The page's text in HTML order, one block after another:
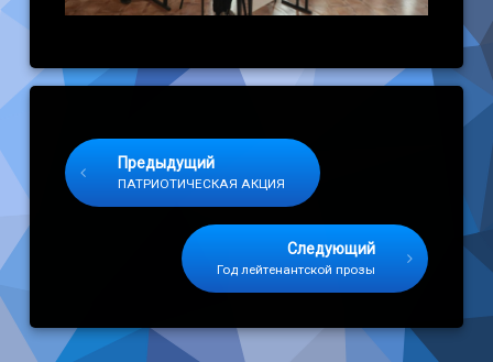
Предыдущий
ПАТРИОТИЧЕСКАЯ АКЦИЯ
Следующий
Год лейтенантской прозы